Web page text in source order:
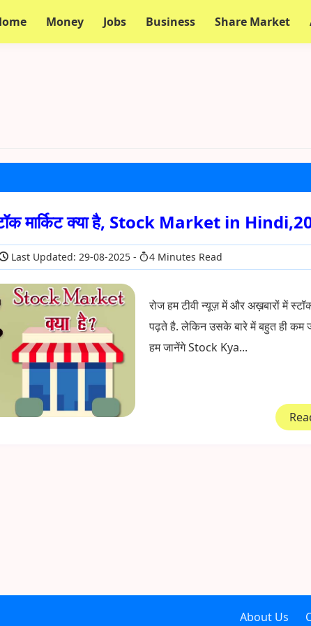
Money Jobs Business Share Market
मार्किट क्या है, Stock Market in
Last Updated: 29-08-2025 4 Minutes Read
रोज हम टीवी न्यूज़ में और अख़बारों में
पढ़ते है. लेकिन उसके बारे में बहुत ही कम
हम जानेंगे Stock Kya...
About Us